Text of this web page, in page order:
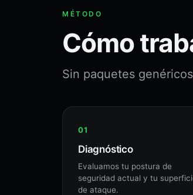
MÉTODO
Cómo
Sin paquetes
Diagnóstico
Evaluamos tu postura de
seguridad actual y tu
de ataque.